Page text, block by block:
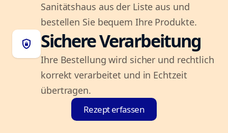
Sanitätshaus aus der Liste aus und
bestellen Sie bequem Ihre Produkte.
shield_lock Sichere Verarbeitung
Ihre Bestellung wird sicher und rechtlich
korrekt verarbeitet und in Echtzeit
übertragen.
Rezept erfassen